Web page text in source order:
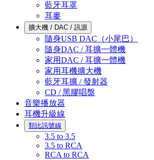
藍牙耳罩
耳麥
擴大機 / DAC / 訊源
隨身USB DAC（小尾巴）
隨身DAC / 耳擴一體機
家用DAC / 耳擴一體機
家用耳機擴大機
藍牙耳擴 / 發射器
CD / 黑膠唱盤
音樂播放器
耳機升級線
類比訊號線
3.5 to 3.5
3.5 to RCA
RCA to RCA